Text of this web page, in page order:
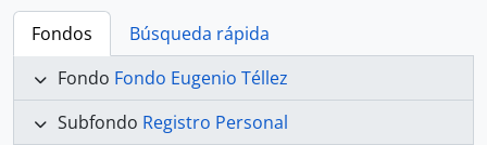
Fondos
Búsqueda rápida
Fondo Fondo Eugenio Téllez
Subfondo Registro Personal